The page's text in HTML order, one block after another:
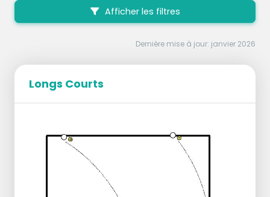
Afficher les filtres
Dernière mise à jour: janvier 2026
Longs Courts